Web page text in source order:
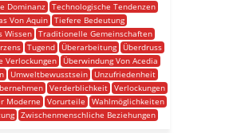
Dominanz
Technologische Tendenzen
Von Aquin
Tiefere Bedeutung
Wissen Traditionelle Gemeinschaften
Tugend Überarbeitung
Überdruss
Verlockungen
Überwindung Von Acedia
Umweltbewusstsein
Unzufriedenheit
Verderblichkeit Verlockungen
Moderne
Vorurteile
Wahlmöglichkeiten
Zwischenmenschliche Beziehungen